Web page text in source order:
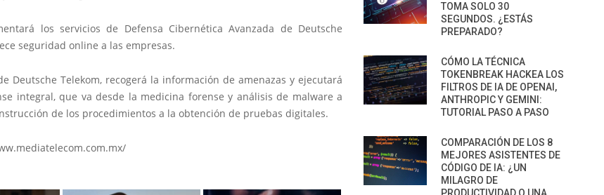
los servicios de Defensa Cibernética Avanzada de Deutsche
seguridad online a las empresas.
Deutsche Telekom, recogerá la información de amenazas y ejecutará
integral, que va desde la medicina forense y análisis de malware a
de los procedimientos a la obtención de pruebas digitales.
TOMA SOLO 30
SEGUNDOS. ¿ESTÁS
PREPARADO?
CÓMO LA TÉCNICA
TOKENBREAK HACKEA LOS
FILTROS DE IA DE OPENAI,
ANTHROPIC Y GEMINI:
TUTORIAL PASO A PASO
COMPARACIÓN DE LOS 8
MEJORES ASISTENTES DE
CÓDIGO DE IA: ¿UN
MILAGRO DE